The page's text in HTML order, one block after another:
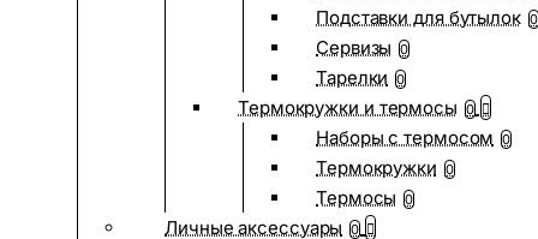
Подставки для бутылок 0
Сервизы 0
Тарелки 0
Термокружки и термосы 0
Наборы с термосом 0
Термокружки 0
Термосы 0
Личные аксессуары 0